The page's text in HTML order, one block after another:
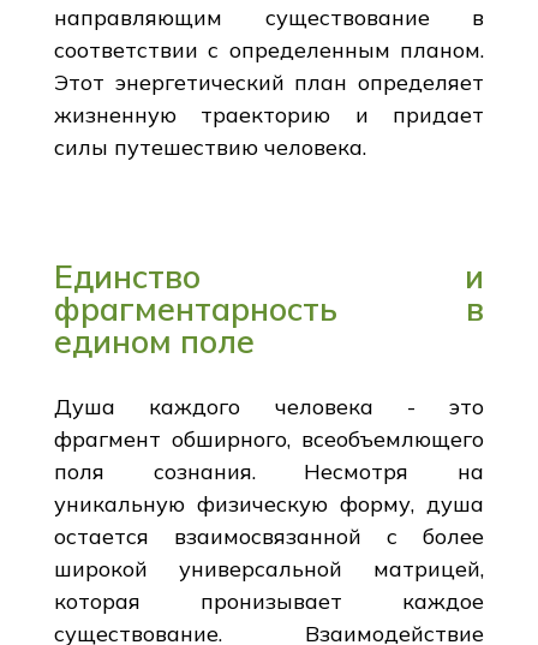
направляющим существование в
соответствии с определенным планом.
Этот энергетический план определяет
жизненную траекторию и придает
силы путешествию человека.
Единство и
фрагментарность в
едином поле
Душа каждого человека - это
фрагмент обширного, всеобъемлющего
поля сознания. Несмотря на
уникальную физическую форму, душа
остается взаимосвязанной с более
широкой универсальной матрицей,
которая пронизывает каждое
существование. Взаимодействие